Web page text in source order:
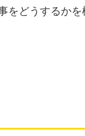
どうするか